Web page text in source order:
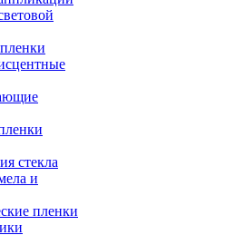
стекла
и
пленки